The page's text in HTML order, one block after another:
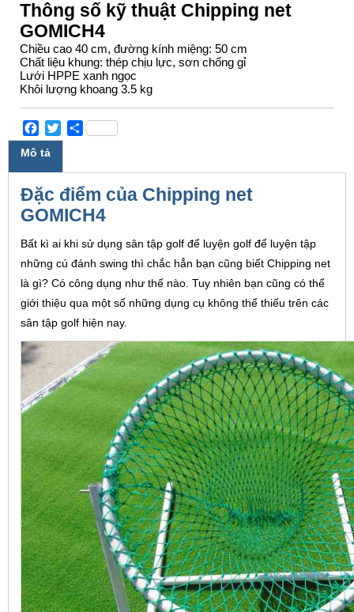
Thông số kỹ thuật Chipping net
GOMICH4
Chiều cao 40 cm, đường kính miệng: 50 cm
Chất liệu khung: thép chịu lực, sơn chống gỉ
Lưới HPPE xanh ngọc
Khôi lượng khoang 3.5 kg
Facebook
TwitterShare
Mô tả
Đặc điểm của Chipping net
GOMICH4
Bất kì ai khi sử dụng sân tập golf để luyện golf để luyện tập
những cú đánh swing thì chắc hẳn bạn cũng biết Chipping net
là gì? Có công dụng như thế nào. Tuy nhiên bạn cũng có thể
giới thiệu qua một số những dụng cụ không thể thiếu trên các
sân tập golf hiện nay.